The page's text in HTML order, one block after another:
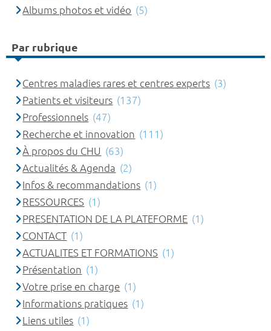
Albums photos et vidéo (5)
Par rubrique
Centres maladies rares et centres experts (3)
Patients et visiteurs (137)
Professionnels (47)
Recherche et innovation (111)
À propos du CHU (63)
Actualités & Agenda (2)
Infos & recommandations (1)
RESSOURCES (1)
PRESENTATION DE LA PLATEFORME (1)
CONTACT (1)
ACTUALITES ET FORMATIONS (1)
Présentation (1)
Votre prise en charge (1)
Informations pratiques (1)
Liens utiles (1)